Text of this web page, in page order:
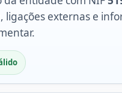
ligações externas e